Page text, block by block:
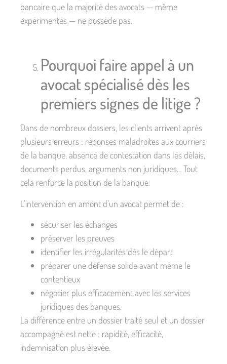
bancaire que la majorité des avocats — même
expérimentés — ne possède pas.
Pourquoi faire appel à un
avocat spécialisé dès les
premiers signes de litige ?
Dans de nombreux dossiers, les clients arrivent après
plusieurs erreurs : réponses maladroites aux courriers
de la banque, absence de contestation dans les délais,
documents perdus, arguments non juridiques… Tout
cela renforce la position de la banque.
L’intervention en amont d’un avocat permet de :
sécuriser les échanges
préserver les preuves
identifier les irrégularités dès le départ
préparer une défense solide avant même le
contentieux
négocier plus efficacement avec les services
juridiques des banques.
La différence entre un dossier traité seul et un dossier
accompagné est nette : rapidité, efficacité,
indemnisation plus élevée.